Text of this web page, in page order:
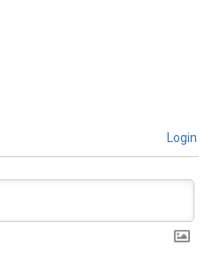
Login